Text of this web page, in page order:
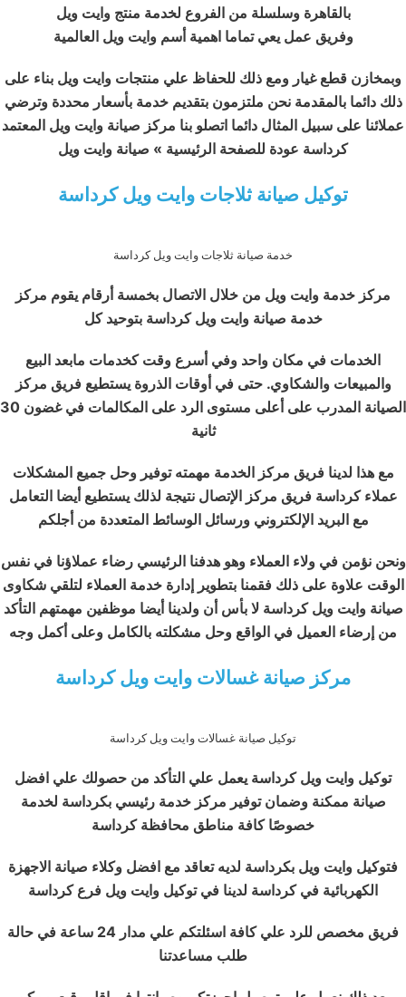
بالقاهرة وسلسلة من الفروع لخدمة منتج وايت ويل
وفريق عمل يعي تماما اهمية أسم وايت ويل العالمية
وبمخازن قطع غيار ومع ذلك للحفاظ علي منتجات وايت ويل بناء على
ذلك دائما بالمقدمة نحن ملتزمون بتقديم خدمة بأسعار محددة وترضي
عملائنا على سبيل المثال دائما اتصلو بنا مركز صيانة وايت ويل المعتمد
كرداسة عودة للصفحة الرئيسية » صيانة وايت ويل
توكيل صيانة ثلاجات وايت ويل كرداسة
خدمة صيانة ثلاجات وايت ويل كرداسة
مركز خدمة وايت ويل من خلال الاتصال بخمسة أرقام يقوم مركز
خدمة صيانة وايت ويل كرداسة بتوحيد كل
الخدمات في مكان واحد وفي أسرع وقت كخدمات مابعد البيع
والمبيعات والشكاوي. حتى في أوقات الذروة يستطيع فريق مركز
الصيانة المدرب على أعلى مستوى الرد على المكالمات في غضون 30
ثانية
مع هذا لدينا فريق مركز الخدمة مهمته توفير وحل جميع المشكلات
عملاء كرداسة فريق مركز الإتصال نتيجة لذلك يستطيع أيضا التعامل
مع البريد الإلكتروني ورسائل الوسائط المتعددة من أجلكم
ونحن نؤمن في ولاء العملاء وهو هدفنا الرئيسي رضاء عملاؤنا في نفس
الوقت علاوة على ذلك فقمنا بتطوير إدارة خدمة العملاء لتلقي شكاوى
صيانة وايت ويل كرداسة لا بأس أن ولدينا أيضا موظفين مهمتهم التأكد
من إرضاء العميل في الواقع وحل مشكلته بالكامل وعلى أكمل وجه
مركز صيانة غسالات وايت ويل كرداسة
توكيل صيانة غسالات وايت ويل كرداسة
توكيل وايت ويل كرداسة يعمل علي التأكد من حصولك علي افضل
صيانة ممكنة وضمان توفير مركز خدمة رئيسي بكرداسة لخدمة
خصوصًا كافة مناطق محافظة كرداسة
فتوكيل وايت ويل بكرداسة لديه تعاقد مع افضل وكلاء صيانة الاجهزة
الكهربائية في كرداسة لدينا في توكيل وايت ويل فرع كرداسة
فريق مخصص للرد علي كافة اسئلتكم علي مدار 24 ساعة في حالة
طلب مساعدتنا